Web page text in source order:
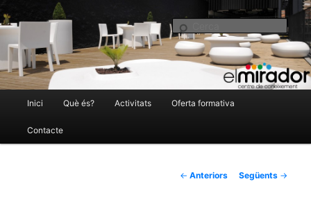
elmirador.castellarvalles.cat
El Mirador Centre de Coneixement
Menú
principal
Aneu
al
Inici Què és? Activitats Oferta formativa
Contacte
Navegació
← Anteriors Següents →